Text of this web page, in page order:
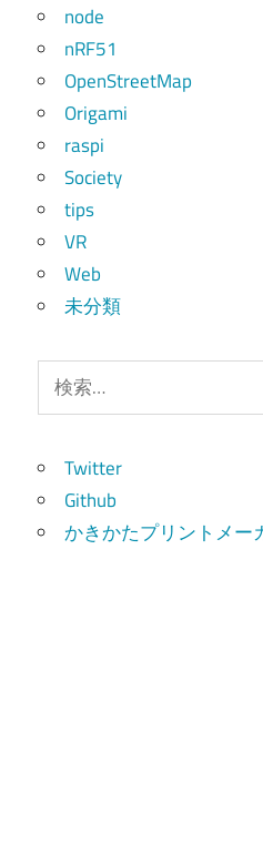
node
nRF51
OpenStreetMap
Origami
raspi
Society
tips
VR
Web
未分類
索:
Twitter
Github
かきかたプリントメー